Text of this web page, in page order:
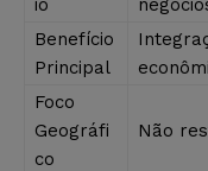
io
Benefício
Principal
Foco
Geográfi
co
Não